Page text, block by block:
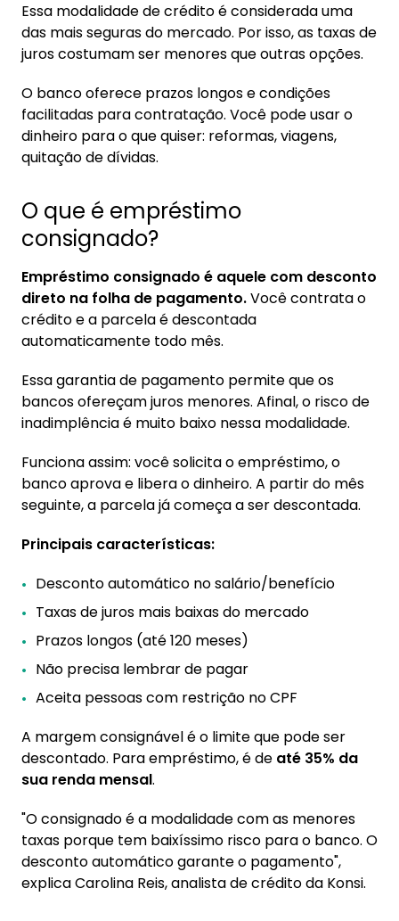
Essa modalidade de crédito é considerada uma
das mais seguras do mercado. Por isso, as taxas de
juros costumam ser menores que outras opções.
O banco oferece prazos longos e condições
facilitadas para contratação. Você pode usar o
dinheiro para o que quiser: reformas, viagens,
quitação de dívidas.
O que é empréstimo
consignado?
Empréstimo consignado é aquele com desconto
direto na folha de pagamento.Você contrata o
crédito e a parcela é descontada
automaticamente todo mês.
Essa garantia de pagamento permite que os
bancos ofereçam juros menores. Afinal, o risco de
inadimplência é muito baixo nessa modalidade.
Funciona assim: você solicita o empréstimo, o
banco aprova e libera o dinheiro. A partir do mês
seguinte, a parcela já começa a ser descontada.
Principais características:
Desconto automático no salário/benefício
Taxas de juros mais baixas do mercado
Prazos longos (até 120 meses)
Não precisa lembrar de pagar
Aceita pessoas com restrição no CPF
A margem consignável é o limite que pode ser
descontado. Para empréstimo, é de até 35% da
sua renda mensal.
"O consignado é a modalidade com as menores
taxas porque tem baixíssimo risco para o banco. O
desconto automático garante o pagamento",
explica Carolina Reis, analista de crédito da Konsi.